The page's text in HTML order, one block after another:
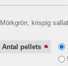
Mörkgrön, krispig
Antal pellets *